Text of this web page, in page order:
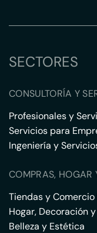
SECTORES
CONSULTORÍA Y
Profesionales y
Servicios para
Ingeniería y
COMPRAS, HOGAR
Tiendas y Comercio
Hogar, Decoración
Belleza y Estética